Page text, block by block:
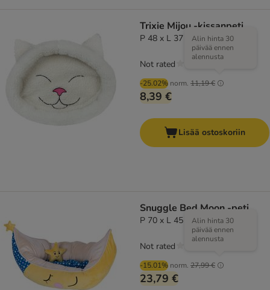
Trixie Mijou -kissanpeti
P 48 x L 37 x K 7 cm
-25.02% norm. 11,19 €
Alin hinta 30
päivää ennen
alennusta
8,39 €
Not rated
Lisää ostoskoriin
Snuggle Bed Moon -peti
P 70 x L 45 x K 30 cm
-15.01% norm. 27,99 €
Alin hinta 30
päivää ennen
alennusta
23,79 €
Not rated